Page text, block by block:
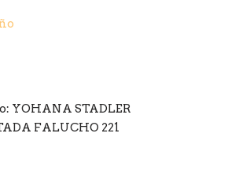
YOHANA STADLER
FALUCHO 221